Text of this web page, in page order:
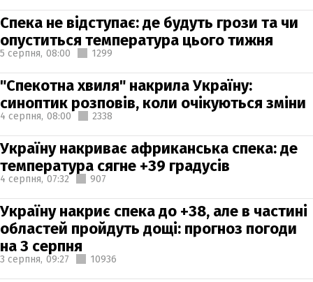
Спека не відступає: де будуть грози та чи
опуститься температура цього тижня
5 серпня, 08:00 1299
"Спекотна хвиля" накрила Україну:
синоптик розповів, коли очікуються зміни
4 серпня, 08:00 2338
Україну накриває африканська спека: де
температура сягне +39 градусів
4 серпня, 07:32 907
Україну накриє спека до +38, але в частині
областей пройдуть дощі: прогноз погоди
на 3 серпня
3 серпня, 09:27 10936